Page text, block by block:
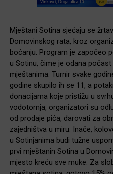
Mještani Sotina sjećaju se
Domovinskog rata, kroz
boćanju. Program je započeo
u Sotinu, čime je odana
mještanima. Turnir svake
godine skupilo ih se 11, a
donacijama koje pristižu u
vodotornja, organizatori su
od prodaje pića, darovati za
zajedništva u miru. Inače,
u Sotinjanima budi tužne
prvi mještanin Sotina u
mjesto kreću sve muke. Za